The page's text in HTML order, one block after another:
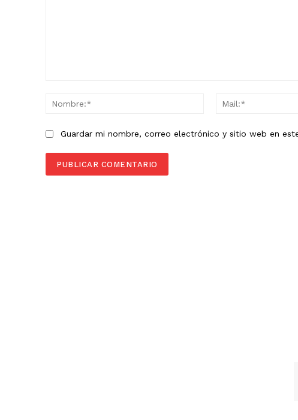
Nombre:*
Guardar mi nombre, correo electrónico y sitio web en